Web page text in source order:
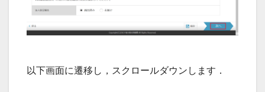
以下画面に遷移し，スクロールダウンします．